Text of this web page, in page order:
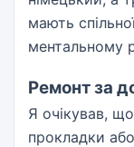
мають
ментальному
Ремонт за
Я очікував, що
прокладки